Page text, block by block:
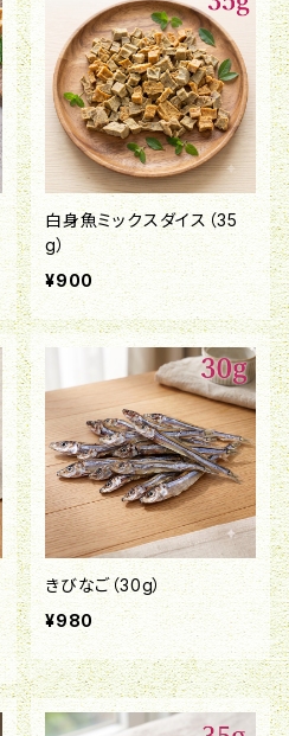
白身魚ミックスダイス（35
g）
¥900
きびなご（30g）
¥980